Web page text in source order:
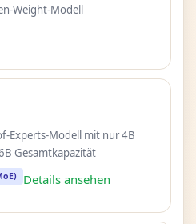
Weight-Modell
Experts-Modell mit nur 4B
Gesamtkapazität
Details ansehen